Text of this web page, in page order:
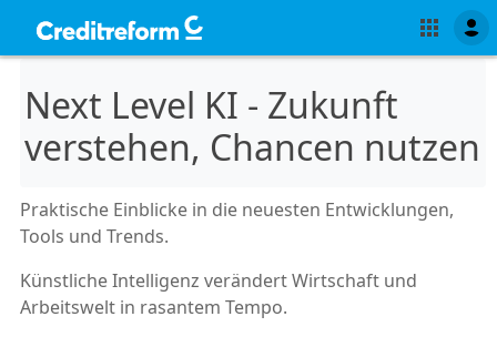
Next Level KI - Zukunft
verstehen, Chancen nutzen
Praktische Einblicke in die neuesten Entwicklungen,
Tools und Trends.
Künstliche Intelligenz verändert Wirtschaft und
Arbeitswelt in rasantem Tempo.